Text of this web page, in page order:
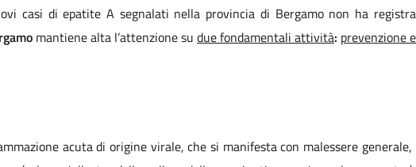
casi di epatite A segnalati nella provincia di Bergamo non ha
mantiene alta l’attenzione su due fondamentali attività: prevenzione
acuta di origine virale, che si manifesta con malessere